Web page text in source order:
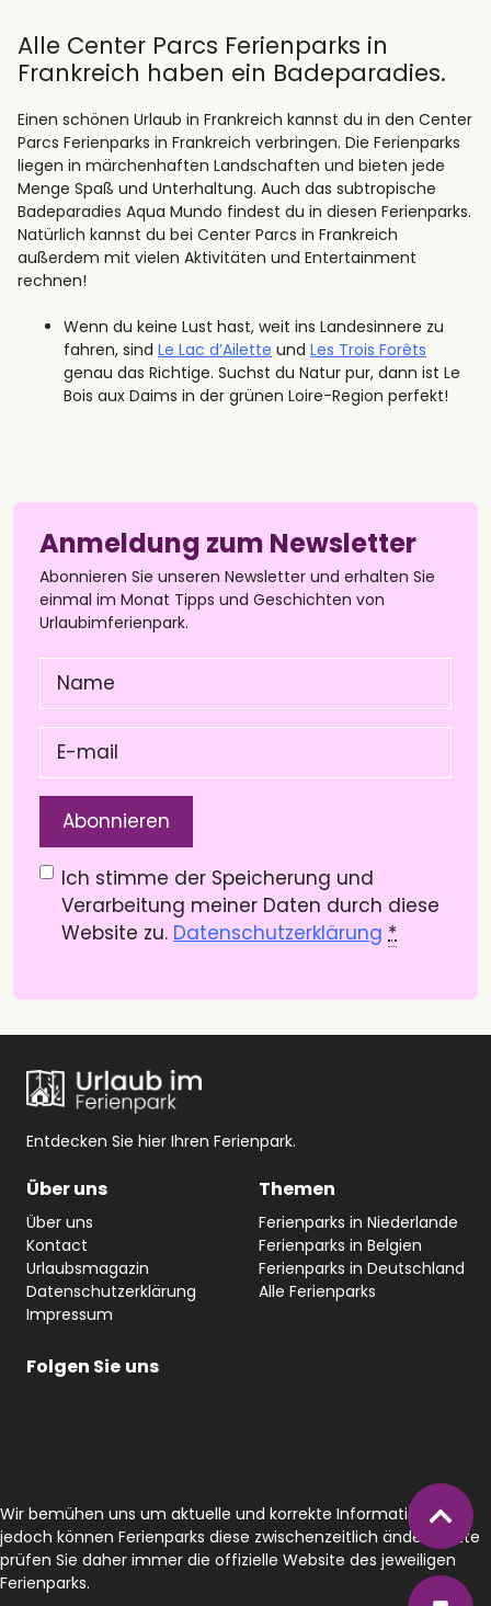
Alle Center Parcs Ferienparks in
Frankreich haben ein Badeparadies.
Einen schönen Urlaub in Frankreich kannst du in den Center
Parcs Ferienparks in Frankreich verbringen. Die Ferienparks
liegen in märchenhaften Landschaften und bieten jede
Menge Spaß und Unterhaltung. Auch das subtropische
Badeparadies Aqua Mundo findest du in diesen Ferienparks.
Natürlich kannst du bei Center Parcs in Frankreich
außerdem mit vielen Aktivitäten und Entertainment
rechnen!
Wenn du keine Lust hast, weit ins Landesinnere zu
fahren, sind Le Lac d’Ailette und Les Trois Forêts
genau das Richtige. Suchst du Natur pur, dann ist Le
Bois aux Daims in der grünen Loire-Region perfekt!
Anmeldung zum Newsletter
Abonnieren Sie unseren Newsletter und erhalten Sie
einmal im Monat Tipps und Geschichten von
Urlaubimferienpark.
Datenschutzerklärung(Pflichtfeld)
Ich stimme der Speicherung und
Verarbeitung meiner Daten durch diese
Website zu. Datenschutzerklärung *
Name
mail (Pflichtfeld)
Entdecken Sie hier Ihren Ferienpark.
Über uns
Über uns
Kontact
Urlaubsmagazin
Datenschutzerklärung
Impressum
Themen
Ferienparks in Niederlande
Ferienparks in Belgien
Ferienparks in Deutschland
Alle Ferienparks
Folgen Sie uns
Wir bemühen uns um aktuelle und korrekte Informationen,
jedoch können Ferienparks diese zwischenzeitlich ändern. Bitte
prüfen Sie daher immer die offizielle Website des jeweiligen
Ferienparks.